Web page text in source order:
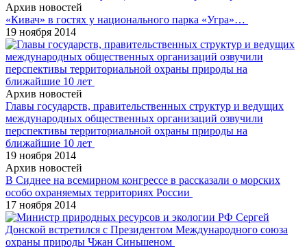
Архив новостей
«Кивач» в гостях у национального парка «Угра»…
19 ноября 2014
Архив новостей
Главы государств, правительственных структур и ведущих
международных общественных организаций озвучили
перспективы территориальной охраны природы на
ближайшие 10 лет
19 ноября 2014
Архив новостей
В Сиднее на всемирном конгрессе в рассказали о морских
особо охраняемых территориях России
17 ноября 2014